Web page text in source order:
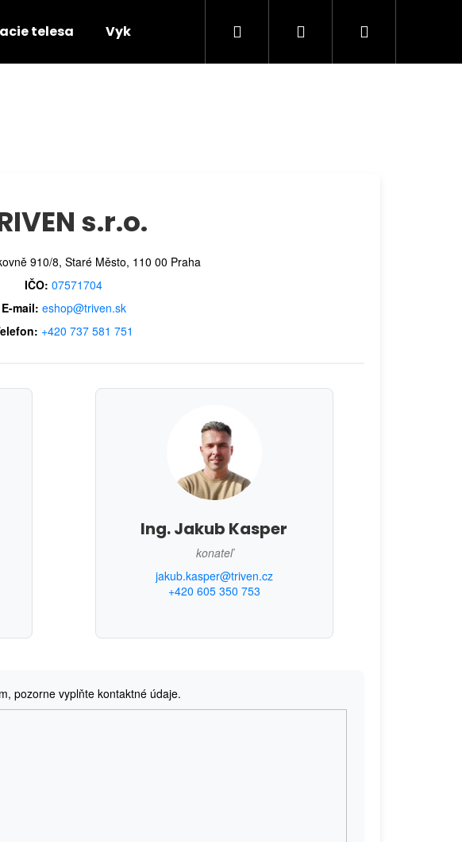
telesa Vykurovacie veže Podlahové kúrenie
Hľadať PrihlásenieNákupný
s.r.o.
910/8, Staré Město, 110 00 Praha
IČO: 07571704
E-mail: eshop@triven.sk
+420 737 581 751
Ing. Jakub Kasper
konateľ
jakub.kasper@triven.cz
+420 605 350 753
pozorne vyplňte kontaktné údaje.